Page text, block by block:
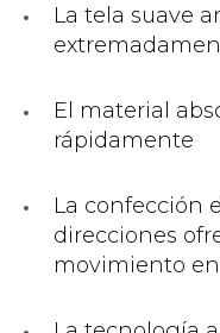
La tela suave
El material
La confección
direcciones
movimiento